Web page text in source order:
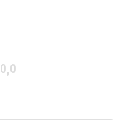
0,0